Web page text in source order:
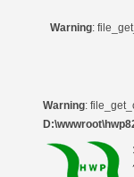
Warning:
Warning: